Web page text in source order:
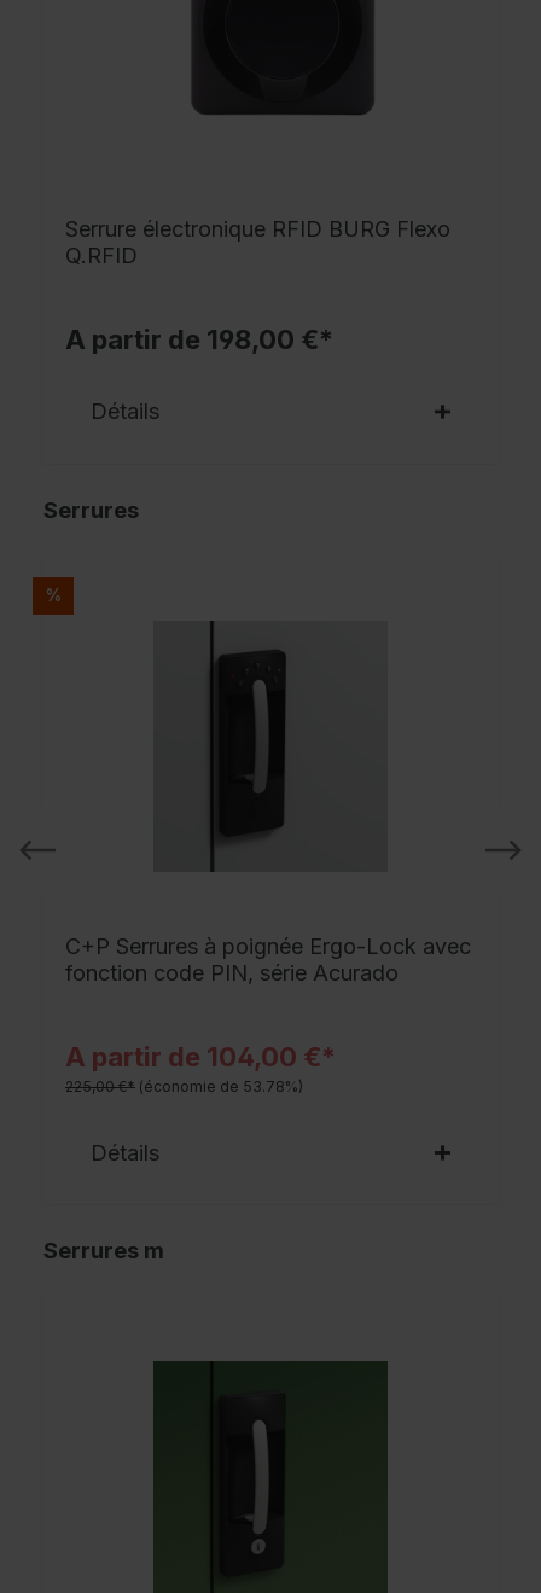
Serrure électronique RFID BURG Flexo
Q.RFID
A partir de 198,00 €*
Détails
Serrures
%
C+P Serrures à poignée Ergo-Lock avec
fonction code PIN, série Acurado
A partir de 104,00 €*
225,00 €* (économie de 53.78%)
Détails
Serrures m